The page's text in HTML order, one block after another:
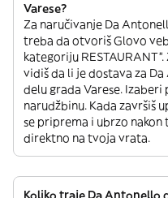
Varese?
Za naručivanje Da
treba da otvoriš Glovo
kategoriju
vidiš da li je dostava za
delu grada Varese.
narudžbinu. Kada završiš
se priprema i ubrzo
direktno na tvoja vrata.
Koliko traje Da Antonello